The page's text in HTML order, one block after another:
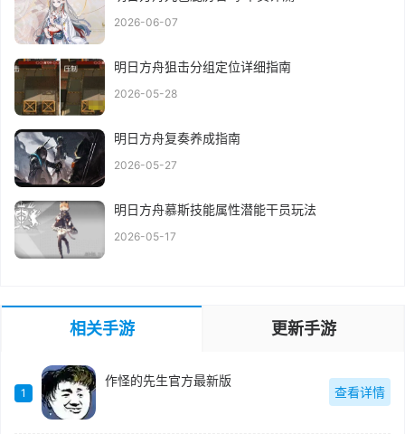
2026-06-07
明日方舟狙击分组定位详细指南
2026-05-28
明日方舟复奏养成指南
2026-05-27
明日方舟慕斯技能属性潜能干员玩法
2026-05-17
相关手游 更新手游
1
作怪的先生官方最新版
查看详情